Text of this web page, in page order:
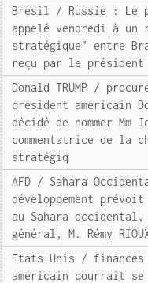
Brésil / Russie : Le
appelé vendredi à un
stratégique" entre
reçu par le président
Donald TRUMP /
président américain
décidé de nommer Mm
commentatrice de la
stratégiq
AFD / Sahara
développement
au Sahara occidental,
général, M. Rémy
Etats-Unis / finances
américain pourrait